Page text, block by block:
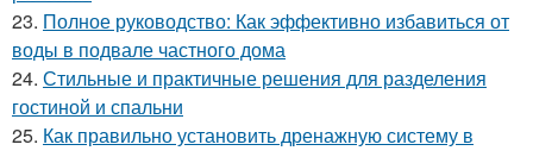
23. Полное руководство: Как эффективно избавиться от
воды в подвале частного дома
24. Стильные и практичные решения для разделения
гостиной и спальни
25. Как правильно установить дренажную систему в